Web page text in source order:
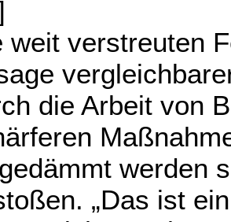
weit verstreuten
die Arbeit von
werden
„Das ist